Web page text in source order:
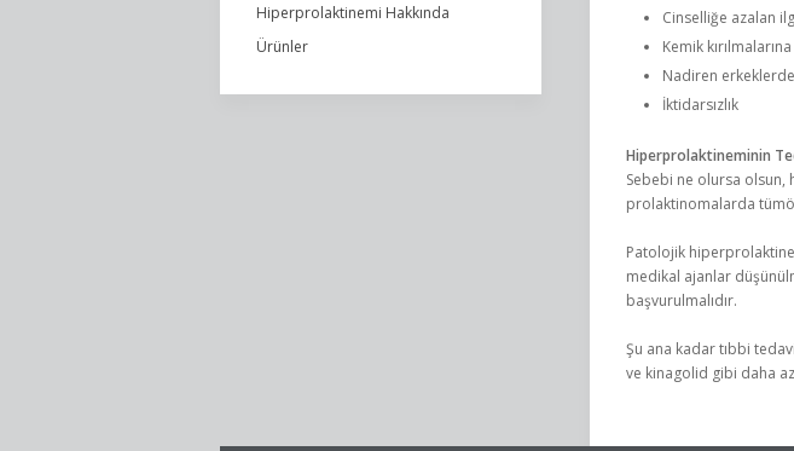
Cinselliğe azalan
Kemik
Nadiren
İktidarsızlık
Hiperprolaktineminin
Sebebi ne olursa
prolaktinomalarda
Patolojik
medikal ajanlar
başvurulmalıdır.
Şu ana kadar tıbbi
ve kinagolid gibi daha
Hiperprolaktinemi Hakkında
Ürünler